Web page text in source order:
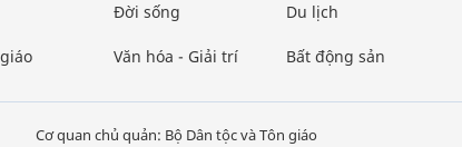
Đời sống
Văn hóa - Giải trí
Du lịch
Bất động sản
Cơ quan chủ quản: Bộ Dân tộc và Tôn giáo